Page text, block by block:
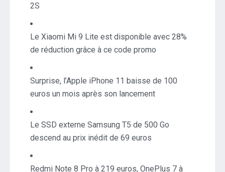
2S
Le Xiaomi Mi 9 Lite est disponible avec 28%
de réduction grâce à ce code promo
Surprise, l’Apple iPhone 11 baisse de 100
euros un mois après son lancement
Le SSD externe Samsung T5 de 500 Go
descend au prix inédit de 69 euros
Redmi Note 8 Pro à 219 euros, OnePlus 7 à